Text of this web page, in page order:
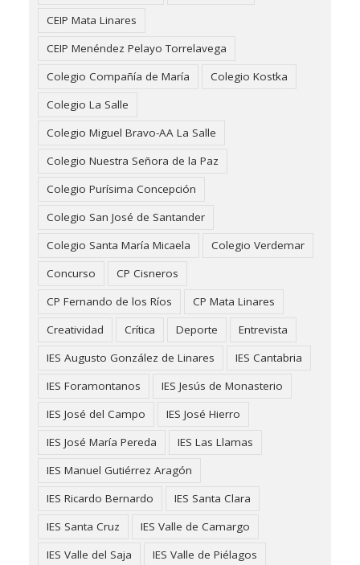
CEIP Mata Linares
CEIP Menéndez Pelayo Torrelavega
Colegio Compañía de María
Colegio Kostka
Colegio La Salle
Colegio Miguel Bravo-AA La Salle
Colegio Nuestra Señora de la Paz
Colegio Purísima Concepción
Colegio San José de Santander
Colegio Santa María Micaela
Colegio Verdemar
Concurso
CP Cisneros
CP Fernando de los Ríos
CP Mata Linares
Creatividad
Crítica Deporte
Entrevista
IES Augusto González de Linares
IES Cantabria
IES Foramontanos
IES Jesús de Monasterio
IES José del Campo
IES José Hierro
IES José María Pereda
IES Las Llamas
IES Manuel Gutiérrez Aragón
IES Ricardo Bernardo
IES Santa Clara
IES Santa Cruz
IES Valle de Camargo
IES Valle del Saja
IES Valle de Piélagos